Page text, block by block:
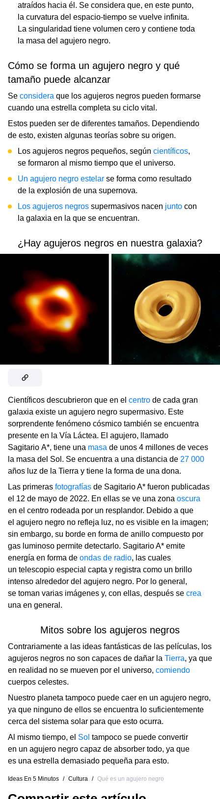
atraídos hacia él. Se considera que, en este punto,
la curvatura del espacio-tiempo se vuelve infinita.
La singularidad tiene volumen cero y contiene toda
la masa del agujero negro.
Cómo se forma un agujero negro y qué
tamaño puede alcanzar
Se considera que los agujeros negros pueden formarse
cuando una estrella completa su ciclo vital.
Estos pueden ser de diferentes tamaños. Dependiendo
de esto, existen algunas teorías sobre su origen.
Los agujeros negros pequeños, según científicos,
se formaron al mismo tiempo que el universo.
Un agujero negro estelar se forma como resultado
de la explosión de una supernova.
Los agujeros negros supermasivos nacen junto con
la galaxia en la que se encuentran.
¿Hay agujeros negros en nuestra galaxia?
Científicos descubrieron que en el centro de cada gran
galaxia existe un agujero negro supermasivo. Este
sorprendente fenómeno cósmico también se encuentra
presente en la Vía Láctea. El agujero, llamado
Sagitario A*, tiene una masa de unos 4 millones de veces
la masa del Sol. Se encuentra a una distancia de 27 000
años luz de la Tierra y tiene la forma de una dona.
Las primeras fotografías de Sagitario A* fueron publicadas
el 12 de mayo de 2022. En ellas se ve una zona oscura
en el centro rodeada por un resplandor. Debido a que
el agujero negro no refleja luz, no es visible en la imagen;
sin embargo, su borde en forma de anillo compuesto por
gas luminoso permite detectarlo. Sagitario A* emite
energía en forma de ondas de radio, las cuales
un telescopio especial capta y registra como un brillo
intenso alrededor del agujero negro. Por lo general,
se toman varias imágenes y, con ellas, después se crea
una en general.
Mitos sobre los agujeros negros
Contrariamente a las ideas fantásticas de las películas, los
agujeros negros no son capaces de dañar la Tierra, ya que
en realidad no se mueven por el universo, comiendo
cuerpos celestes.
Nuestro planeta tampoco puede caer en un agujero negro,
ya que ninguno de ellos se encuentra lo suficientemente
cerca del sistema solar para que esto ocurra.
Al mismo tiempo, el Sol tampoco se puede convertir
en un agujero negro capaz de absorber todo, ya que
es una estrella demasiado pequeña para esto.
Ideas En 5 Minutos / Cultura / Qué es un agujero negro